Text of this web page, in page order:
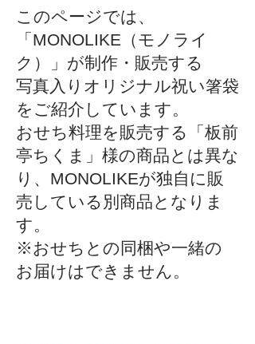
このページでは、
「MONOLIKE（モノライ
ク）」が制作・販売する
写真入りオリジナル祝い箸袋
をご紹介しています。
おせち料理を販売する「板前
亭ちくま」様の商品とは異な
り、MONOLIKEが独自に販
売している別商品となりま
す。
※おせちとの同梱や一緒の
お届けはできません。